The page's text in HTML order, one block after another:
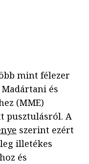
mint félezer
és
(MME)
pusztulásról. A
szerint ezért
illetékes
és